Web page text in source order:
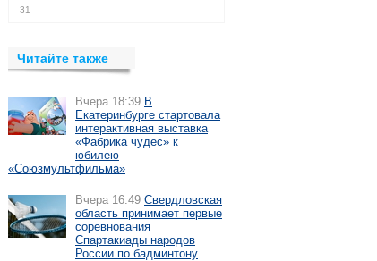
31
Читайте также
Вчера 18:39 В
Екатеринбурге стартовала
интерактивная выставка
«Фабрика чудес» к
юбилею
«Союзмультфильма»
Вчера 16:49 Свердловская
область принимает первые
соревнования
Спартакиады народов
России по бадминтону